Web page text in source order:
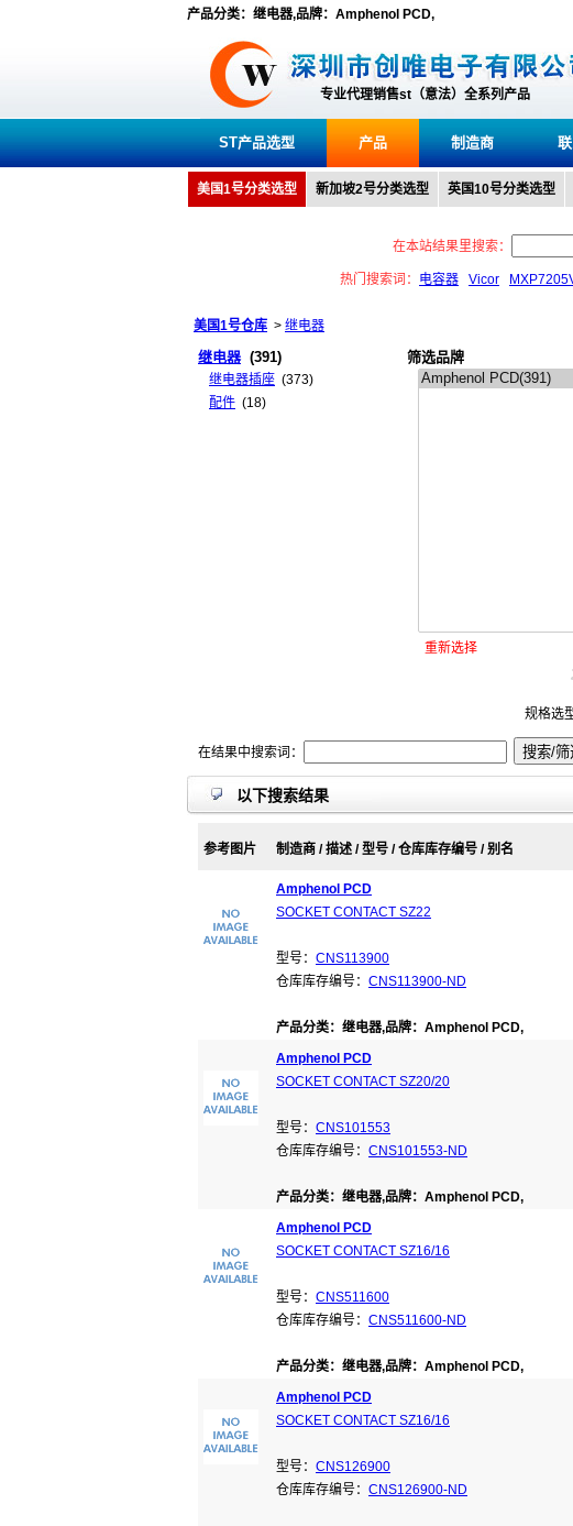
产品分类：继电器,品牌：Amphenol PCD,
专业代理销售st（意法）全系列产品
ST产品选型 产品 制造商
美国1号分类选型 新加坡2号分类选型 英国10号分类选型
在本站结果里搜索：
热门搜索词： 电容器 Vicor
美国1号仓库 > 继电器
继电器 (391)
继电器插座 (373)
配件 (18)
筛选品牌
重新选择
规格选
在结果中搜索词：
以下搜索结果
参考图片 制造商 / 描述 / 型号 / 仓库库存编号 / 别名
Amphenol PCD
SOCKET CONTACT SZ22
型号： CNS113900
仓库库存编号： CNS113900-ND
产品分类：继电器,品牌：Amphenol PCD,
Amphenol PCD
SOCKET CONTACT SZ20/20
型号： CNS101553
仓库库存编号： CNS101553-ND
产品分类：继电器,品牌：Amphenol PCD,
Amphenol PCD
SOCKET CONTACT SZ16/16
型号： CNS511600
仓库库存编号： CNS511600-ND
产品分类：继电器,品牌：Amphenol PCD,
Amphenol PCD
SOCKET CONTACT SZ16/16
型号： CNS126900
仓库库存编号： CNS126900-ND